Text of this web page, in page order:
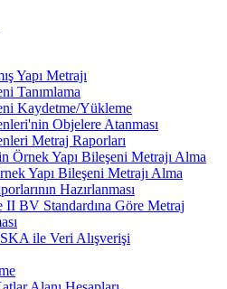
Yapı Metrajı
Tanımlama
Kaydetme/Yükleme
Objelere Atanması
Metraj Raporları
Örnek Yapı Bileşeni Metrajı Alma
Yapı Bileşeni Metrajı Alma
Hazırlanması
BV Standardına Göre Metraj
ile Veri Alışverişi